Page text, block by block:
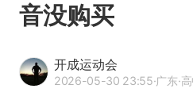
音没购买
开成运动会
2026-05-30 23:55·广东·